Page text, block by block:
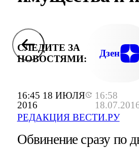
16:45 18 ИЮЛЯ
2016
16:58
РЕДАКЦИЯ ВЕСТИ.РУ
СЛЕДИТЕ ЗА
НОВОСТЯМИ:
Дзен
Обвинение сразу по